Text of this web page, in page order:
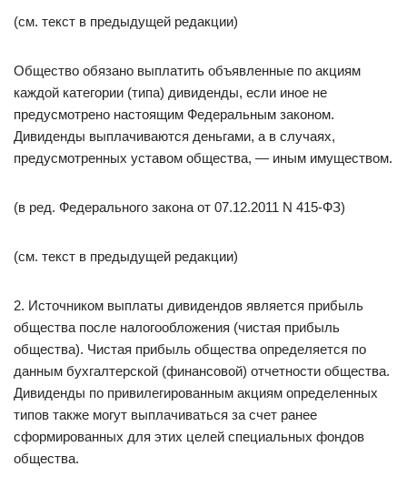
(см. текст в предыдущей редакции)
Общество обязано выплатить объявленные по акциям
каждой категории (типа) дивиденды, если иное не
предусмотрено настоящим Федеральным законом.
Дивиденды выплачиваются деньгами, а в случаях,
предусмотренных уставом общества, — иным имуществом.
(в ред. Федерального закона от 07.12.2011 N 415-ФЗ)
(см. текст в предыдущей редакции)
2. Источником выплаты дивидендов является прибыль
общества после налогообложения (чистая прибыль
общества). Чистая прибыль общества определяется по
данным бухгалтерской (финансовой) отчетности общества.
Дивиденды по привилегированным акциям определенных
типов также могут выплачиваться за счет ранее
сформированных для этих целей специальных фондов
общества.